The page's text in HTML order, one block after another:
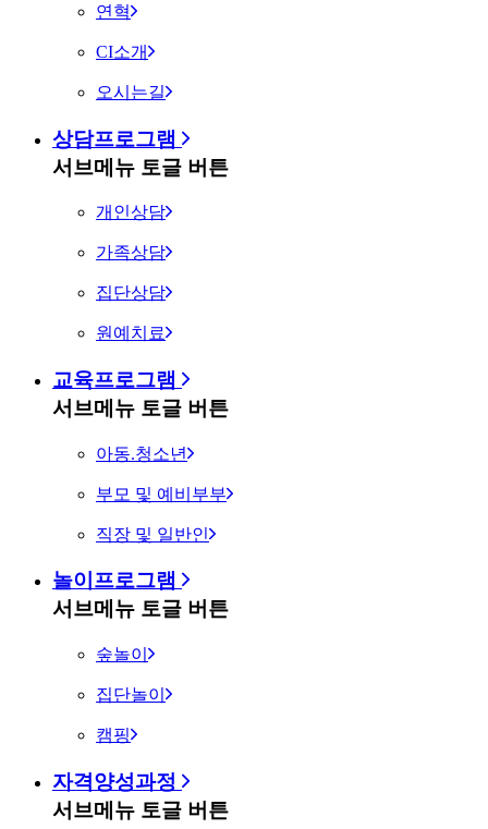
연혁
CI소개
오시는길
상담프로그램
서브메뉴 토글 버튼
개인상담
가족상담
집단상담
원예치료
교육프로그램
서브메뉴 토글 버튼
아동.청소년
부모 및 예비부부
직장 및 일반인
놀이프로그램
서브메뉴 토글 버튼
숲놀이
집단놀이
캠핑
자격양성과정
서브메뉴 토글 버튼